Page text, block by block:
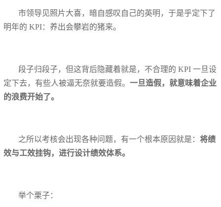
市领导见照片大喜，暗自感叹自己的英明，于是乎定下了
明年的 KPI：养出会攀岩的猪来。
段子归段子，但这背后隐藏着就是，不合理的 KPI 一旦设
定下去，有些人被逼无奈就要造假。一旦造假，就意味着企业
的浪费开始了。
之所以考核会出现各种问题，有一个根本原因就是：将绩
效与工效挂钩，进行设计绩效体系。
举个栗子：